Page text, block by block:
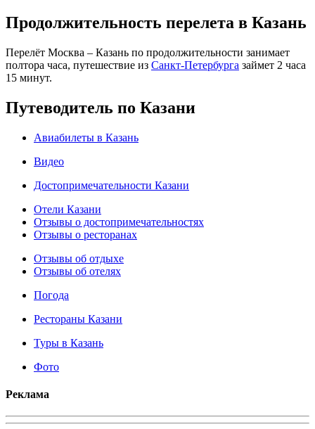
Продолжительность перелета в Казань
Перелёт Москва – Казань по продолжительности занимает
полтора часа, путешествие из Санкт-Петербурга займет 2 часа
15 минут.
Путеводитель по Казани
Авиабилеты в Казань
Видео
Достопримечательности Казани
Отели Казани
Отзывы о достопримечательностях
Отзывы о ресторанах
Отзывы об отдыхе
Отзывы об отелях
Погода
Рестораны Казани
Туры в Казань
Фото
Реклама